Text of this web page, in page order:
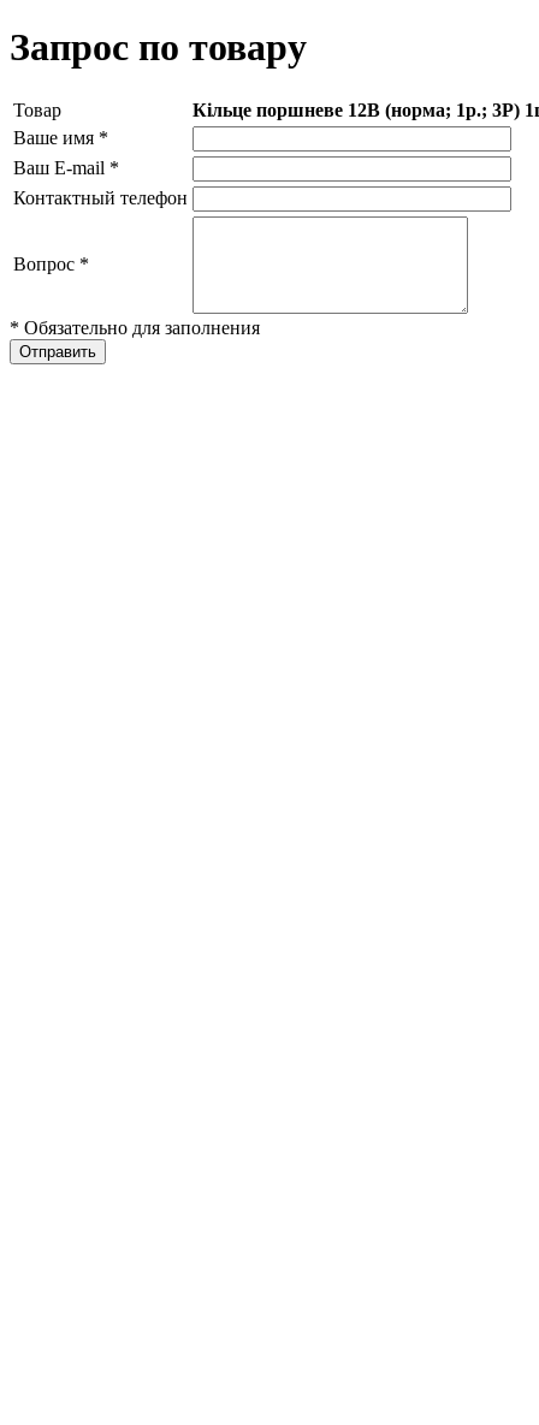
Запрос по товару
Товар
Кільце поршневе 12В (норма; 1р.; 3Р)
Ваше имя *
Ваш E-mail *
Контактный телефон
Вопрос *
* Обязательно для заполнения
Отправить